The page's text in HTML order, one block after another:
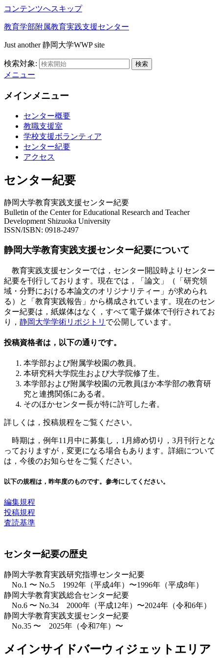
コンテンツへスキップ
教育学部附属教育実践支援センター
Just another 静岡大学WWP site
検索対象: 検索
メニュー
メインメニュー
センター概要
教職支援室
学校支援ボランティア
センター紀要
アクセス
センター紀要
静岡大学教育実践支援センター紀要
Bulletin of the Center for Educational Research and Teacher
Development Shizuoka University
ISSN/ISBN: 0918-2497
静岡大学教育実践支援センター紀要について
教育実践支援センターでは，センター開設時よりセンター
紀要を刊行しております。現在では，「論文」（「研究領
域・分野における本論文のオリジナリティー」が求められ
る）と「教育実践報告」から構成されています。現在のセン
ター紀要は，紙媒体はなく，すべて電子媒体で刊行されてお
り， 静岡大学学術リポジトリ で公開しています。
投稿資格者は，以下の通りです。
本学部および附属学校園の教員。
本研究科大学院生および大学院修了生。
本学部および附属学校園の元教員ほか本学部の教育研
究と連携関係にある者。
そのほかセンター長が特に許可した者。
詳しくは，投稿規程をご覧ください。
時期は，例年11月中に募集し，1月締め切り，3月刊行とな
っておりますが，変更になる場合もあります。詳細について
は，今後のお知らせをご覧ください。
以下の規程は，昨年度のものです。参考にしてください。
編集規程
投稿規程
査読基準
センター紀要の歴史
静岡大学教育実践研究指導センター紀要
No.1 〜 No.5 1992年（平成4年）〜1996年（平成8年）
静岡大学教育実践総合センター紀要
No.6 〜 No.34 2000年（平成12年）〜2024年（令和6年）
静岡大学教育実践支援センター紀要
No.35 〜 2025年（令和7年）〜
メインサイドバーウィジェットエリア